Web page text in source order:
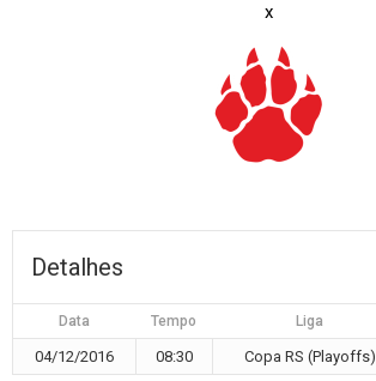
x
Detalhes
Data Tempo Liga
04/12/2016 08:30 Copa RS (Playoffs)